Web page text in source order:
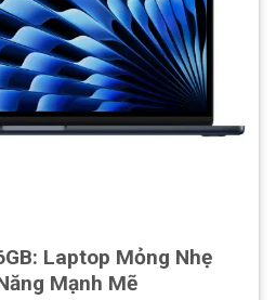
Laptop Mỏng Nhẹ
Mạnh Mẽ